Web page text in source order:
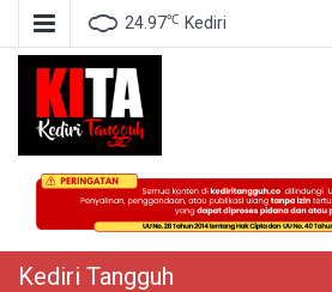
24.97℃ Kediri
Kediri
Berita Akurat Terpercaya
Kediri Tangguh